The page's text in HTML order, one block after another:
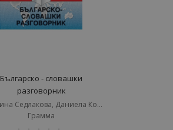
Българско - словашки
разговорник
Катарина Седлакова, Даниела Константинова
Грамма